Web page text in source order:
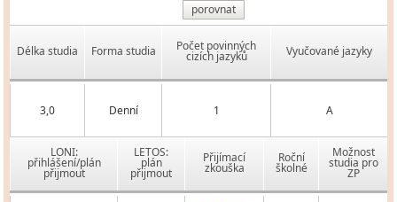
porovnat
Délka studia Forma studia Počet povinných
cizích jazyků Vyučované jazyky
3,0 Denní 1 A
LONI:
přihlášení/plán
přijmout
LETOS:
plán
přijmout
Přijímací
zkouška
Roční
školné
Možnost
studia pro
ZP